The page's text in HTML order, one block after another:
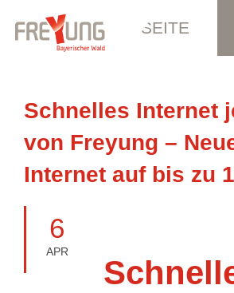
STARTSEITE
Schnelles Internet
von Freyung –
Internet auf bis zu
6
APR